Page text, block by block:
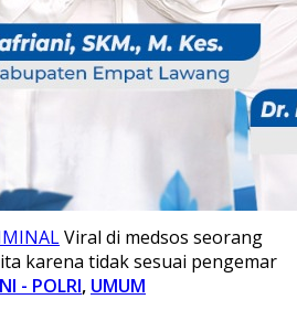
Viral di medsos seorang
karena tidak sesuai pengemar
- POLRI, UMUM